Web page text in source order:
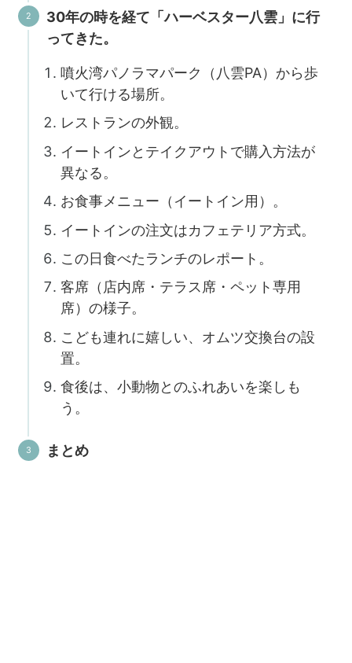
30年の時を経て「ハーベスター八雲」に行
ってきた。
噴火湾パノラマパーク（八雲PA）から歩
いて行ける場所。
レストランの外観。
イートインとテイクアウトで購入方法が
異なる。
お食事メニュー（イートイン用）。
イートインの注文はカフェテリア方式。
この日食べたランチのレポート。
客席（店内席・テラス席・ペット専用
席）の様子。
こども連れに嬉しい、オムツ交換台の設
置。
食後は、小動物とのふれあいを楽しも
う。
まとめ